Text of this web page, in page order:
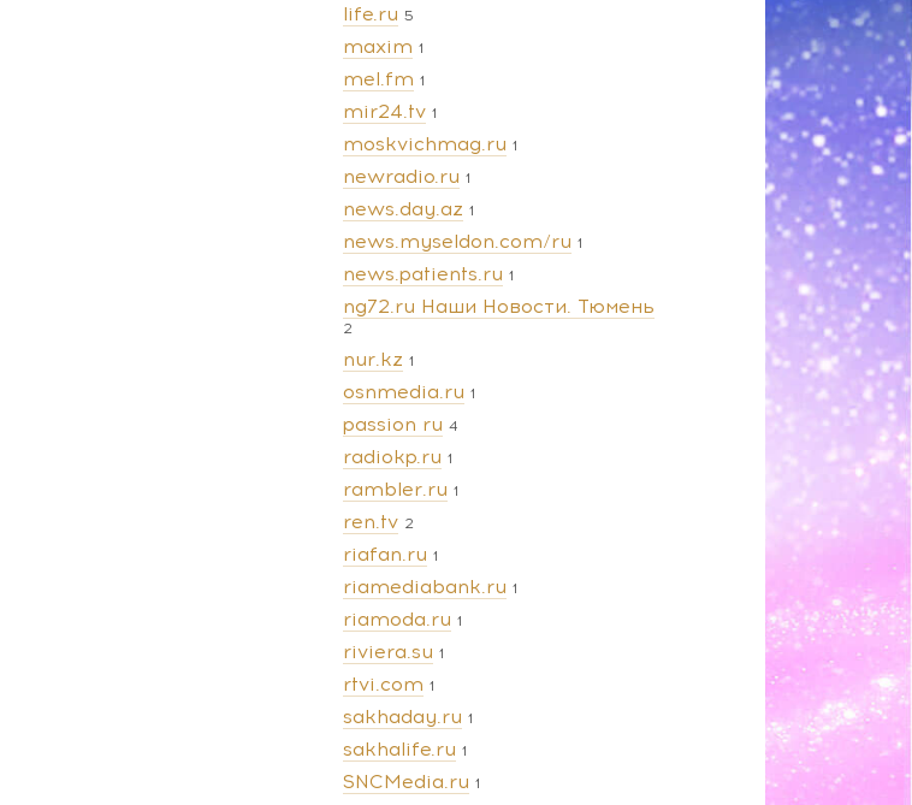
life.ru 5
maxim 1
mel.fm 1
mir24.tv 1
moskvichmag.ru 1
newradio.ru 1
news.day.az 1
news.myseldon.com/ru 1
news.patients.ru 1
ng72.ru Наши Новости. Тюмень
2
nur.kz 1
osnmedia.ru 1
passion ru 4
radiokp.ru 1
rambler.ru 1
ren.tv 2
riafan.ru 1
riamediabank.ru 1
riamoda.ru 1
riviera.su 1
rtvi.com 1
sakhaday.ru 1
sakhalife.ru 1
SNCMedia.ru 1